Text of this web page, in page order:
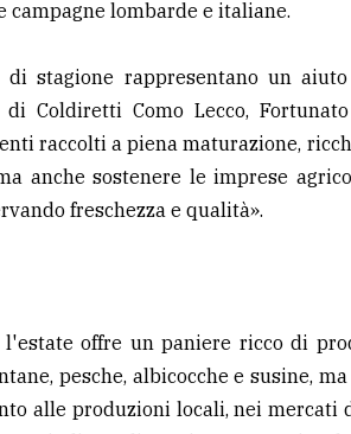
lombarde e italiane.
stagione rappresentano un
Coldiretti Como Lecco,
raccolti a piena maturazione,
anche sostenere le imprese
freschezza e qualità».
l'estate offre un paniere ricco di
pesche, albicocche e susine,
alle produzioni locali, nei mercati